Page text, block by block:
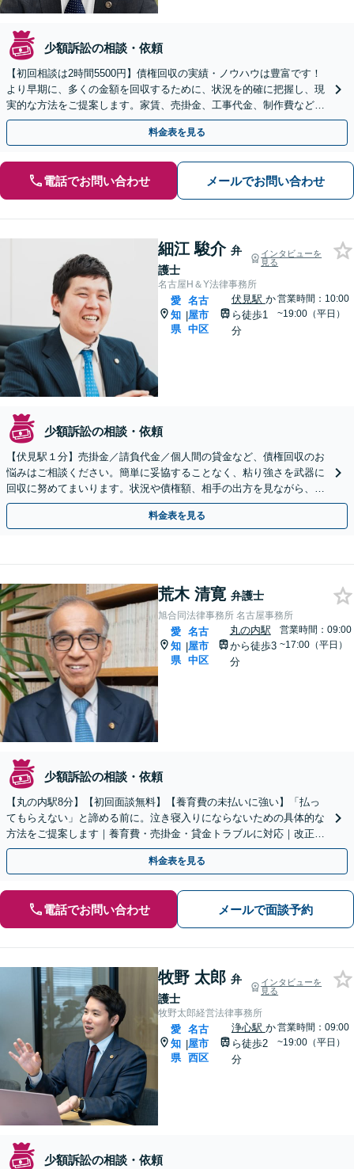
少額訴訟の相談・依頼
【初回相談は2時間5500円】債権回収の実績・ノウハウは豊富です！
より早期に、多くの金額を回収するために、状況を的確に把握し、現
実的な方法をご提案します。家賃、売掛金、工事代金、制作費など、
ご相談ください【尾張一宮駅6分】
料金表を見る
電話でお問い合わせ メールでお問い合わせ
細江 駿介 弁
護士
インタビューを
見る
名古屋H＆Y法律事務所
愛
知
県
|
名古
屋市
中区
伏見駅 か
ら徒歩1
分
営業時間：10:00
~19:00（平日）
少額訴訟の相談・依頼
【伏見駅１分】売掛金／請負代金／個人間の貸金など、債権回収のお
悩みはご相談ください。簡単に妥協することなく、粘り強さを武器に
回収に努めてまいります。状況や債権額、相手の出方を見ながら、効
果的な方法を臨機応変に対応いたします【土日祝対応可】
料金表を見る
荒木 清寛 弁護士
旭合同法律事務所 名古屋事務所
愛
知
県
|
名古
屋市
中区
丸の内駅
から徒歩3
分
営業時間：09:00
~17:00（平日）
少額訴訟の相談・依頼
【丸の内駅8分】【初回面談無料】【養育費の未払いに強い】「払っ
てもらえない」と諦める前に。泣き寝入りにならないための具体的な
方法をご提案します｜養育費・売掛金・貸金トラブルに対応｜改正さ
れた財産開示手続を活用【土日相談可能】
料金表を見る
電話でお問い合わせ メールで面談予約
牧野 太郎 弁
護士
インタビューを
見る
牧野太郎経営法律事務所
愛
知
県
|
名古
屋市
西区
浄心駅 か
ら徒歩2
分
営業時間：09:00
~19:00（平日）
少額訴訟の相談・依頼